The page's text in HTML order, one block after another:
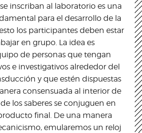
inscriban al laboratorio es una
para el desarrollo de la
los participantes deben estar
en grupo. La idea es
de personas que tengan
e investigativos alrededor del
y que estén dispuestas
consensuada al interior de
los saberes se conjuguen en
final. De una manera
emularemos un reloj